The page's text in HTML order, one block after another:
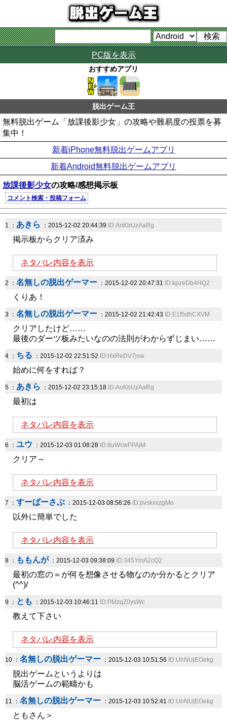
PC版を表示
おすすめアプリ
脱出ゲーム王
無料脱出ゲーム「放課後影少女」の攻略や難易度の投票を募
集中！
新着iPhone無料脱出ゲームアプリ
新着Android無料脱出ゲームアプリ
放課後影少女の攻略/感想掲示板
コメント検索・投稿フォーム
1 ： あきら ：2015-12-02 20:44:39 ID:AoKbUzAaRg
掲示板からクリア済み
ネタバレ内容を表示
2 ： 名無しの脱出ゲーマー ：2015-12-02 20:47:31 ID:kpzeDb4HQ2
くりあ！
3 ： 名無しの脱出ゲーマー ：2015-12-02 21:42:43 ID:E1f5dhCXVM
クリアしたけど……
最後のダーツ板みたいなのの法則がわからずじまい……
4 ： ちる ：2015-12-02 22:51:52 ID:HxReDV7jsw
始めに何をすれば？
5 ： あきら ：2015-12-02 23:15:18 ID:AoKbUzAaRg
最初は
ネタバレ内容を表示
6 ： ユウ ：2015-12-03 01:08:28 ID:8uWcwFPAjM
クリア～
ネタバレ内容を表示
7 ： すーぱーさぶ ：2015-12-03 08:56:26 ID:pvskxvzgMo
以外に簡単でした
ネタバレ内容を表示
8 ： ももんが：2015-12-03 09:38:09 ID:345YmA2cQ2
最初の窓の＝が何を想像させる物なのか分かるとクリア
(^^)/
9 ： とも ：2015-12-03 10:46:11 ID:PMzqZ0ysWc
教えて下さい
ネタバレ内容を表示
10 ： 名無しの脱出ゲーマー ：2015-12-03 10:51:56 ID:UhNUjEOekg
脱出ゲームというよりは
脳活ゲームの範疇かも
11 ： 名無しの脱出ゲーマー ：2015-12-03 10:52:41 ID:UhNUjEOekg
ともさん＞